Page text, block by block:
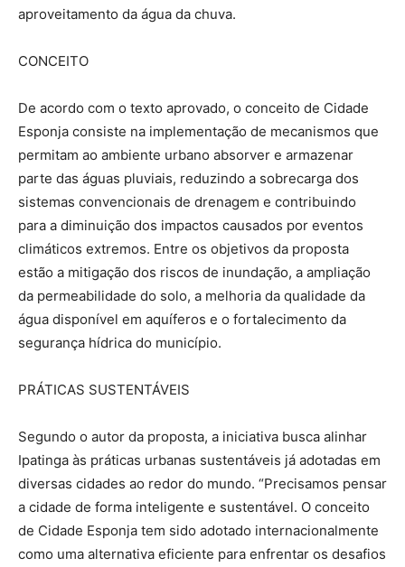
aproveitamento da água da chuva.
CONCEITO
De acordo com o texto aprovado, o conceito de Cidade
Esponja consiste na implementação de mecanismos que
permitam ao ambiente urbano absorver e armazenar
parte das águas pluviais, reduzindo a sobrecarga dos
sistemas convencionais de drenagem e contribuindo
para a diminuição dos impactos causados por eventos
climáticos extremos. Entre os objetivos da proposta
estão a mitigação dos riscos de inundação, a ampliação
da permeabilidade do solo, a melhoria da qualidade da
água disponível em aquíferos e o fortalecimento da
segurança hídrica do município.
PRÁTICAS SUSTENTÁVEIS
Segundo o autor da proposta, a iniciativa busca alinhar
Ipatinga às práticas urbanas sustentáveis já adotadas em
diversas cidades ao redor do mundo. “Precisamos pensar
a cidade de forma inteligente e sustentável. O conceito
de Cidade Esponja tem sido adotado internacionalmente
como uma alternativa eficiente para enfrentar os desafios